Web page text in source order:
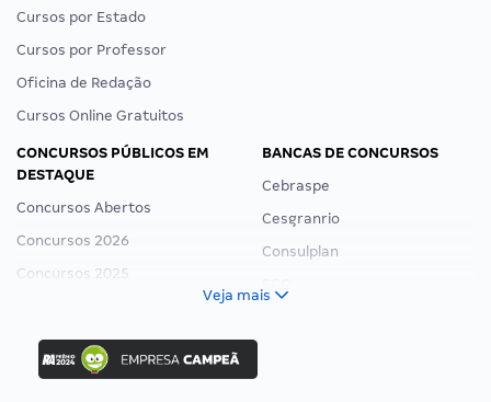
Cursos por Estado
Cursos por Professor
Oficina de Redação
Cursos Online Gratuitos
CONCURSOS PÚBLICOS EM
DESTAQUE
Concursos Abertos
Concursos 2026
Concursos 2025
Concurso Ibama
Concurso MPU
BANCAS DE CONCURSOS
Cebraspe
Cesgranrio
Consulplan
Veja mais